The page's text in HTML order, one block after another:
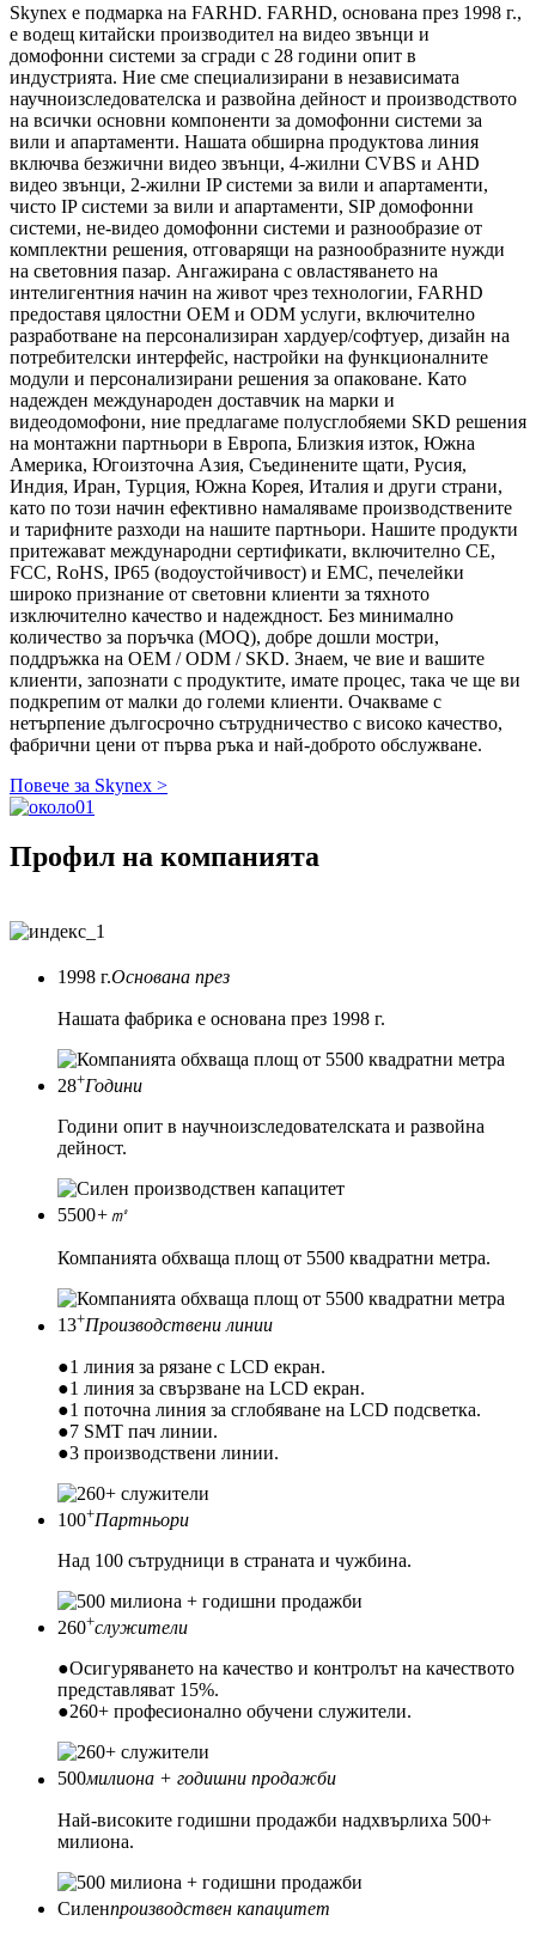
Skynex е подмарка на FARHD. FARHD, основана през 1998 г.,
е водещ китайски производител на видео звънци и
домофонни системи за сгради с 28 години опит в
индустрията. Ние сме специализирани в независимата
научноизследователска и развойна дейност и производството
на всички основни компоненти за домофонни системи за
вили и апартаменти. Нашата обширна продуктова линия
включва безжични видео звънци, 4-жилни CVBS и AHD
видео звънци, 2-жилни IP системи за вили и апартаменти,
чисто IP системи за вили и апартаменти, SIP домофонни
системи, не-видео домофонни системи и разнообразие от
комплектни решения, отговарящи на разнообразните нужди
на световния пазар. Ангажирана с овластяването на
интелигентния начин на живот чрез технологии, FARHD
предоставя цялостни OEM и ODM услуги, включително
разработване на персонализиран хардуер/софтуер, дизайн на
потребителски интерфейс, настройки на функционалните
модули и персонализирани решения за опаковане. Като
надежден международен доставчик на марки и
видеодомофони, ние предлагаме полусглобяеми SKD решения
на монтажни партньори в Европа, Близкия изток, Южна
Америка, Югоизточна Азия, Съединените щати, Русия,
Индия, Иран, Турция, Южна Корея, Италия и други страни,
като по този начин ефективно намаляваме производствените
и тарифните разходи на нашите партньори. Нашите продукти
притежават международни сертификати, включително CE,
FCC, RoHS, IP65 (водоустойчивост) и EMC, печелейки
широко признание от световни клиенти за тяхното
изключително качество и надеждност. Без минимално
количество за поръчка (MOQ), добре дошли мостри,
поддръжка на OEM / ODM / SKD. Знаем, че вие ​​и вашите
клиенти, запознати с продуктите, имате процес, така че ще ви
подкрепим от малки до големи клиенти. Очакваме с
нетърпение дългосрочно сътрудничество с високо качество,
фабрични цени от първа ръка и най-доброто обслужване.
Повече за Skynex >
Профил на компанията
1998 г.Основана през
Нашата фабрика е основана през 1998 г.
28+Години
Години опит в научноизследователската и развойна
дейност.
5500+㎡
Компанията обхваща площ от 5500 квадратни метра.
13+Производствени линии
●1 линия за рязане с LCD екран.
●1 линия за свързване на LCD екран.
●1 поточна линия за сглобяване на LCD подсветка.
●7 SMT пач линии.
●3 производствени линии.
100+Партньори
Над 100 сътрудници в страната и чужбина.
260+служители
●Осигуряването на качество и контролът на качеството
представляват 15%.
●260+ професионално обучени служители.
500милиона + годишни продажби
Най-високите годишни продажби надхвърлиха 500+
милиона.
Силенпроизводствен капацитет